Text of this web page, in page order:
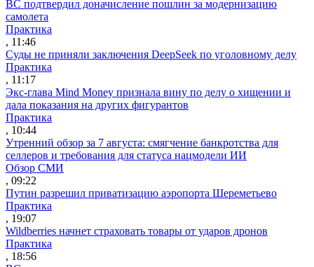
ВС подтвердил доначисление пошлин за модернизацию
самолета
Практика
, 11:46
Суды не приняли заключения DeepSeek по уголовному делу
Практика
, 11:17
Экс-глава Mind Money признала вину по делу о хищении и
дала показания на других фигурантов
Практика
, 10:44
Утренний обзор за 7 августа: смягчение банкротства для
селлеров и требования для статуса нацмодели ИИ
Обзор СМИ
, 09:22
Путин разрешил приватизацию аэропорта Шереметьево
Практика
, 19:07
Wildberries начнет страховать товары от ударов дронов
Практика
, 18:56